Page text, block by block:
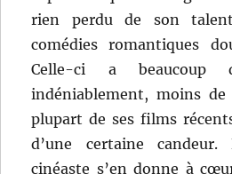
rien perdu de son
comédies romantiques
Celle-ci a beaucoup
indéniablement, moins
plupart de ses films
d’une certaine
cinéaste s’en donne à